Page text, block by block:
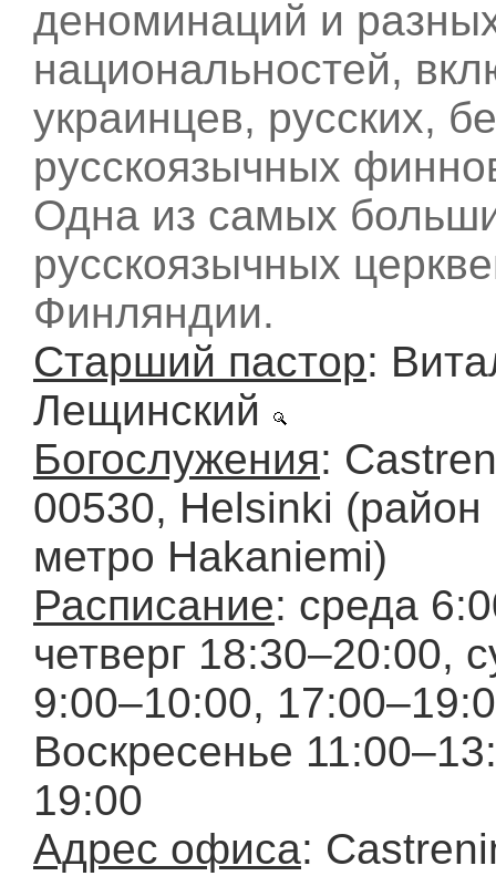
деноминаций и
национальностей,
украинцев, русских,
русскоязычных
Одна из самых
русскоязычных
Финляндии.
Старший пастор:
Лещинский
Богослужения:
00530, Helsinki (район
метро Hakaniemi)
Расписание: среда
четверг 18:30–20:00,
9:00–10:00,
Воскресенье
19:00
Адрес офиса: